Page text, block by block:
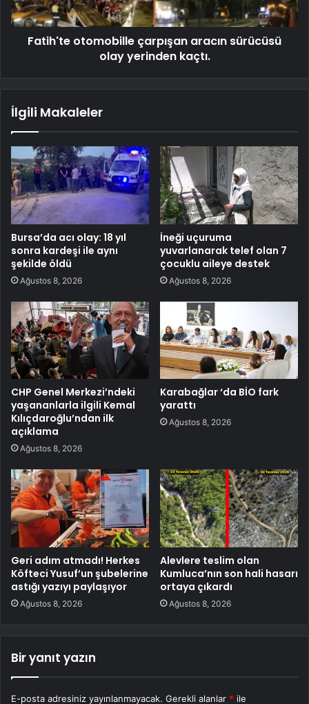
Fatih'te otomobille çarpışan aracın sürücüsü
olay yerinden kaçtı.
İlgili Makaleler
Bursa’da acı olay: 18 yıl
sonra kardeşi ile aynı
şekilde öldü
Ağustos 8, 2026
İneği uçuruma
yuvarlanarak telef olan 7
çocuklu aileye destek
Ağustos 8, 2026
CHP Genel Merkezi’ndeki
yaşananlarla ilgili Kemal
Kılıçdaroğlu’ndan ilk
açıklama
Ağustos 8, 2026
Karabağlar ‘da BİO fark
yarattı
Ağustos 8, 2026
Geri adım atmadı! Herkes
Köfteci Yusuf’un şubelerine
astığı yazıyı paylaşıyor
Ağustos 8, 2026
Alevlere teslim olan
Kumluca’nın son hali hasarı
ortaya çıkardı
Ağustos 8, 2026
Bir yanıt yazın
E-posta adresiniz yayınlanmayacak. Gerekli alanlar * ile